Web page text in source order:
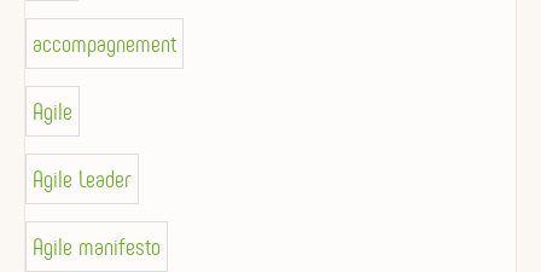
accompagnement
Agile
Agile Leader
Agile manifesto